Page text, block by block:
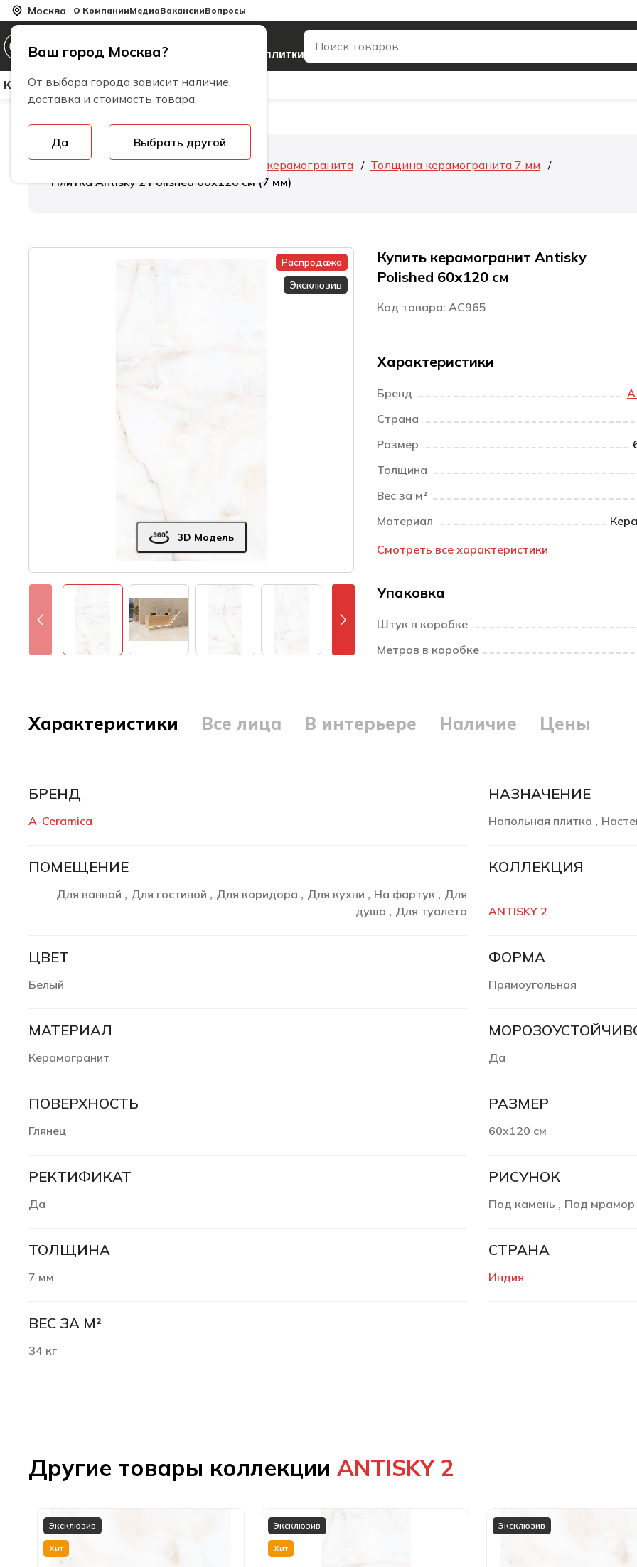
Москва
Ваш город Москва?
От выбора города зависит наличие,
доставка и стоимость товара.
Да Выбрать другой
О КомпанииМедиаВакансииВопросы
керамогранита и плитки
Керамическая ПлиткаКерамогранитБренды
Толщина керамогранита
Толщина керамогранита 7 мм
Плитка Antisky 2 Polished 60х120 см (7 мм)
3D Модель
Распродажа
Эксклюзив
Купить керамогранит Antisky
Polished 60х120 см
Код товара: AC965
Характеристики
Бренд
Страна
Размер
Толщина
Вес за м²
Материал
Смотреть все характеристики
Упаковка
Штук в коробке
Метров в коробке
Характеристики Все лица В интерьере Наличие Цены
БРЕНД
A-Ceramica
НАЗНАЧЕНИЕ
Напольная плитка ,
ПОМЕЩЕНИЕ
Для ванной , Для гостиной , Для коридора , Для кухни , На фартук , Для
душа , Для туалета
КОЛЛЕКЦИЯ
ANTISKY 2
ЦВЕТ
Белый
ФОРМА
Прямоугольная
МАТЕРИАЛ
Керамогранит Да
ПОВЕРХНОСТЬ
Глянец
РАЗМЕР
60х120 см
РЕКТИФИКАТ
Да
РИСУНОК
Под камень , Под мрамор
ТОЛЩИНА
7 мм
СТРАНА
Индия
ВЕС ЗА М²
34 кг
Другие товары коллекции ANTISKY 2
Эксклюзив
Хит
Эксклюзив
Хит
Эксклюзив